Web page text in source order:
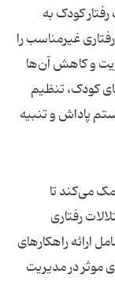
کودک به
غیرمناسب را
و کاهش آن‌ها
کودک، تنظیم
پاداش و تنبیه
می‌کند تا
رفتاری
ارائه راهکارهای
موثر در مدیریت